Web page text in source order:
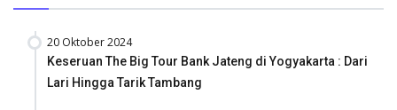
20 Oktober 2024
Keseruan The Big Tour Bank Jateng di Yogyakarta : Dari
Lari Hingga Tarik Tambang